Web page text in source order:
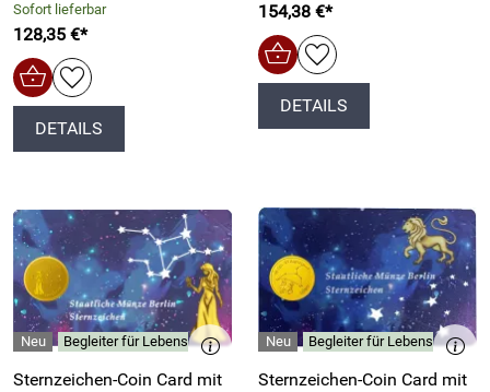
Sofort lieferbar
128,35 €*
DETAILS
154,38 €*
DETAILS
Begleiter für Lebensphasen, Horoskop-Interessierte
Sternzeichen-Coin Card mit
Begleiter für Lebensphasen,
Sternzeichen-Coin Card mit